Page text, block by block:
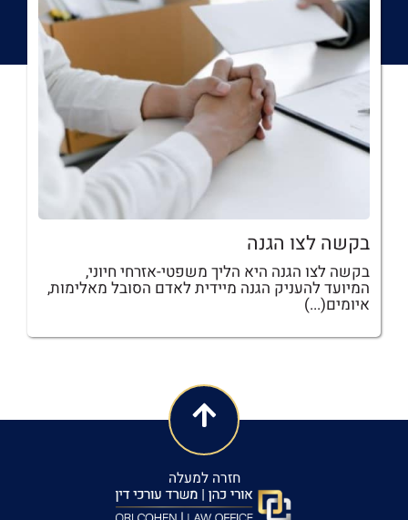
בקשה לצו הגנה
בקשה לצו הגנה היא הליך משפטי-אזרחי חיוני,
המיועד להעניק הגנה מיידית לאדם הסובל מאלימות,
איומים(...)
חזרה למעלה